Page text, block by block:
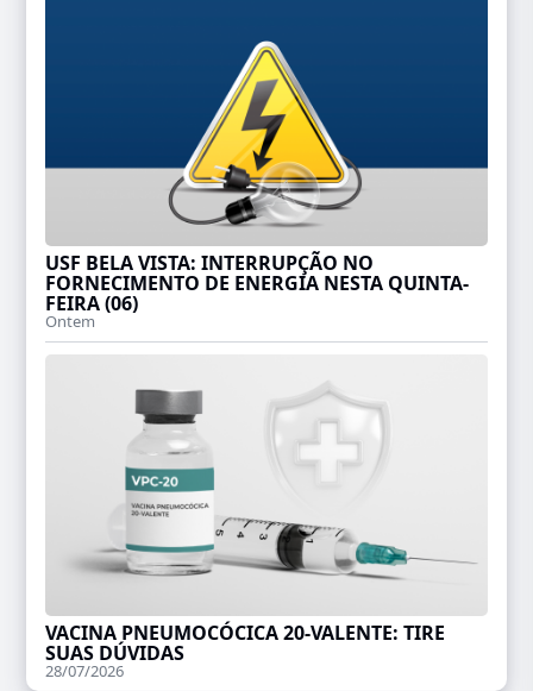
USF BELA VISTA: INTERRUPÇÃO NO
FORNECIMENTO DE ENERGIA NESTA QUINTA-
FEIRA (06)
Ontem
VACINA PNEUMOCÓCICA 20-VALENTE: TIRE
SUAS DÚVIDAS
28/07/2026